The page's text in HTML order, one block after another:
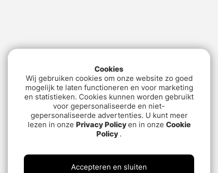
Cookies
Wij gebruiken cookies om onze website zo goed
mogelijk te laten functioneren en voor marketing
en statistieken. Cookies kunnen worden gebruikt
voor gepersonaliseerde en niet-
gepersonaliseerde advertenties. U kunt meer
lezen in onze Privacy Policyen in onze Cookie
Policy .
Accepteren en sluiten